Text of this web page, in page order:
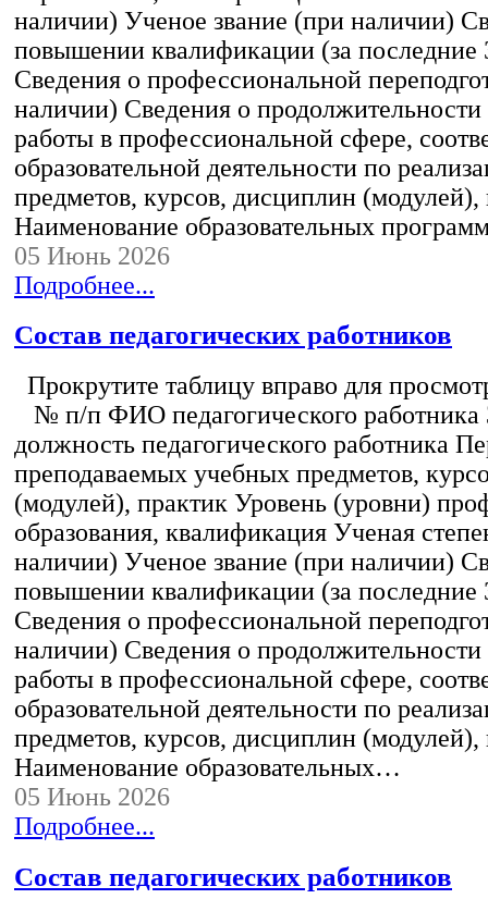
наличии) Ученое звание (при наличии)
повышении квалификации (за последние
Сведения о профессиональной
наличии) Сведения о
работы в профессиональной сфере,
образовательной деятельности по
предметов, курсов, дисциплин (модулей),
Наименование образовательных
05 Июнь 2026
Подробнее...
Состав педагогических работников
Прокрутите таблицу вправо для
№ п/п ФИО педагогического работника
должность педагогического работника
преподаваемых учебных предметов,
(модулей), практик Уровень (уровни)
образования, квалификация Ученая
наличии) Ученое звание (при наличии)
повышении квалификации (за последние
Сведения о профессиональной
наличии) Сведения о
работы в профессиональной сфере,
образовательной деятельности по
предметов, курсов, дисциплин (модулей),
Наименование образовательных…
05 Июнь 2026
Подробнее...
Состав педагогических работников